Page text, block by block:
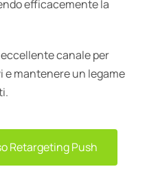
efficacemente la
canale per
mantenere un legame
Retargeting Push